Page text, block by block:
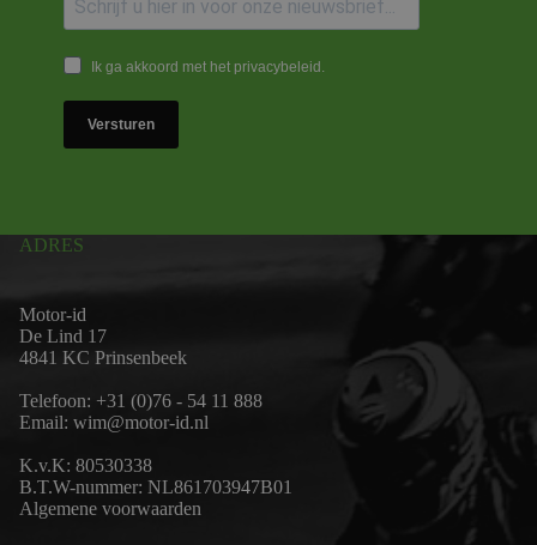
Ik ga akkoord met het privacybeleid.
Versturen
ADRES
Motor-id
De Lind 17
4841 KC Prinsenbeek
Telefoon: +31 (0)76 - 54 11 888
Email: wim@motor-id.nl
K.v.K: 80530338
B.T.W-nummer: NL861703947B01
Algemene voorwaarden